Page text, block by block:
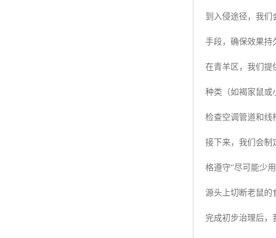
到入侵途径，我们
手段，确保效果持
在青羊区，我们提
种类（如褐家鼠或
检查空调管道和线
接下来，我们会制
格遵守“尽可能少
源头上切断老鼠的
完成初步治理后，